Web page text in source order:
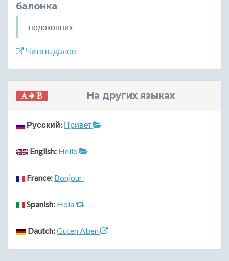
балонка
подоконник
Читать далее
На других языках
Русский: Привет
English: Hello
France: Bonjour
Spanish: Hola
Dautch:Guten Aben